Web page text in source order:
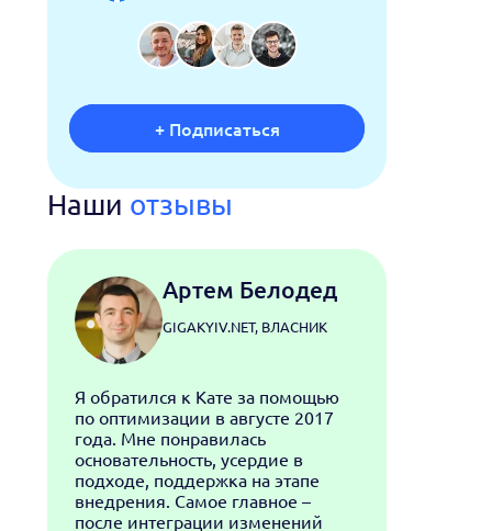
+ Подписаться
Наши отзывы
Артем Белодед
GIGAKYIV.NET, ВЛАСНИК
Я обратился к Кате за помощью
по оптимизации в августе 2017
года. Мне понравилась
основательность, усердие в
подходе, поддержка на этапе
внедрения. Самое главное –
после интеграции изменений